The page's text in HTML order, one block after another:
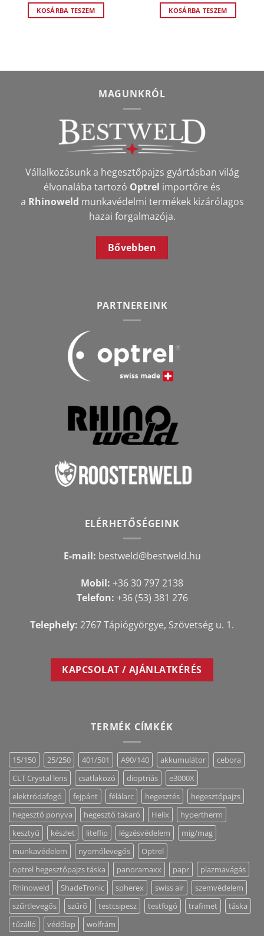
KOSÁRBA TESZEM 23360 Ft.11496
KOSÁRBA TESZEM
MAGUNKRÓL
Vállalkozásunk a hegesztőpajzs gyártásban világ
élvonalába tartozó Optrel importőre és
a Rhinoweld munkavédelmi termékek kizárólagos
hazai forgalmazója.
Bővebben
PARTNEREINK
ELÉRHETŐSÉGEINK
E-mail: bestweld@bestweld.hu
Mobil: +36 30 797 2138
Telefon: +36 (53) 381 276
Telephely: 2767 Tápiógyörgye, Szövetség u. 1.
KAPCSOLAT / AJÁNLATKÉRÉS
TERMÉK CÍMKÉK
15/150 25/250 401/501 A90/140 akkumulátor
cebora
CLT Crystal lens
csatlakozó dioptriás
e3000X
elektródafogó
fejpánt félálarc hegesztés
hegesztőpajzs
hegesztő ponyva
hegesztő takaró Helix
hypertherm
kesztyű
készlet liteflip légzésvédelem
mig/mag
munkavédelem
nyomólevegős
Optrel
optrel hegesztőpajzs táska
panoramaxx papr
plazmavágás
Rhinoweld
ShadeTronic spherex swiss air
szemvédelem
szűrtlevegős
szűrő testcsipesz testfogó trafimet
táska
tűzálló
védőlap wolfrám